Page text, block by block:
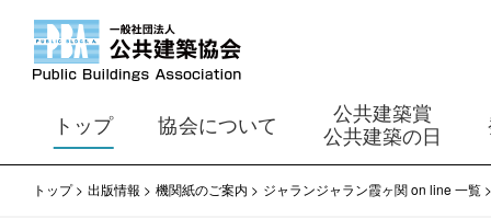
トップ 協会について
公共建築賞
公共建築の日
トップ 出版情報 機関紙のご案内 ジャランジャラン霞ヶ関 on line 一覧